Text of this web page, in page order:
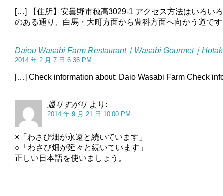
[…] 【住所】安曇野市穂高3029-1 アクセス方法はいろい
のある通り、白馬・大町方面から豊科方面へ向かう道で
Daiou Wasabi Farm Restaurant｜Wasabi Gourmet｜
2014 年 2 月 7 日 6:36 PM
[…] Check information about: Daio Wasabi Farm Check
通りすがり より:
2014 年 9 月 21 日 10:00 PM
×「わさび畑が永遠と続いています」
○「わさび畑が延々と続いています」
正しい日本語を使いましょう。